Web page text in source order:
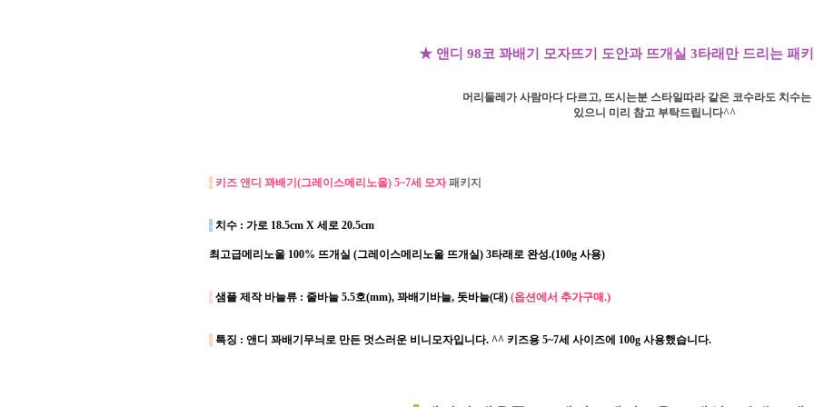
★ 앤디 98코 꽈배기 모자뜨기 도안과 뜨개실 3타래만 드리는 패
머리둘레가 사람마다 다르고, 뜨시는분 스타일따라 같은 코수라도 치수는
있으니 미리 참고 부탁드립니다^^
- 키즈 앤디 꽈배기(그레이스메리노울) 5~7세 모자패키지
- 치수 : 가로 18.5cm X 세로 20.5cm
최고급메리노울 100% 뜨개실 (그레이스메리노울 뜨개실) 3타래로 완성.(100g 사용)
- 샘플 제작 바늘류 : 줄바늘 5.5호(mm), 꽈배기바늘, 돗바늘(대) (옵션에서 추가구매.)
- 특징 : 앤디 꽈배기무늬로 만든 멋스러운 비니모자입니다. ^^ 키즈용 5~7세 사이즈에 100g 사용했습니다.